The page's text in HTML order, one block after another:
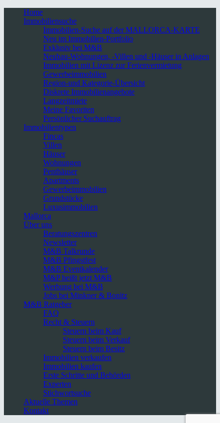
Home
Immobiliensuche
Immobilien-Suche auf der MALLORCA-KARTE
Neu im Immobilien-Portfolio
Exklusiv bei M&B
Neubau-Wohnungen, -Villen und -Häuser in Anlagen
Immobilien mit Lizenz zur Ferienvermietung
Gewerbeimmobilien
Region-und Kategorie-Übersicht
Diskrete Immobilienangebote
Langzeitmiete
Meine Favoriten
Persönlicher Suchauftrag
Immobilientypen
Fincas
Villen
Häuser
Wohnungen
Penthäuser
Apartments
Gewerbeimmobilien
Grundstücke
Luxusimmobilien
Mallorca
Über uns
Beratungszentren
Newsletter
M&B Talkrunde
M&B Pfingstfest
M&B Eventkalender
M&P heißt jetzt M&B
Werbung bei M&B
Jobs bei Minkner & Bonitz
M&B Ratgeber
FAQ
Recht & Steuern
Steuern beim Kauf
Steuern beim Verkauf
Steuern beim Besitz
Immobilien verkaufen
Immobilien kaufen
Erste Schritte und Behörden
Experten
Stichwortsuche
Aktuelle Themen
Kontakt